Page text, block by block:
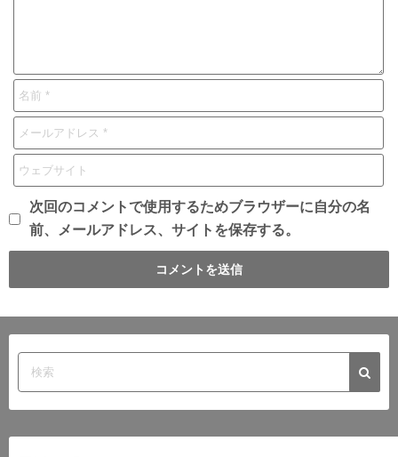
次回のコメントで使用するためブラウザーに自分の名
前、メールアドレス、サイトを保存する。